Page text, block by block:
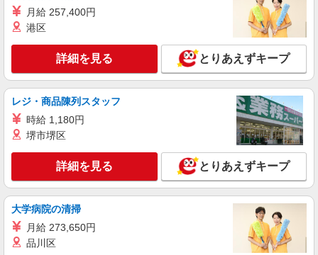
紹介予定派遣
株式会社シエロ
【softbank】人気機種に詳しくなれる携帯販
時給1400〜1600円（経験・能力による） ※残
業代支給 ★交通費別途支給（規定あり） ゜
万円支給(規定有) お友達を紹介頂くと, インセンテ
有）★ ゜・。○。・゜+゜・。○。・゜+゜
愛知県岡崎市の携帯ショップ
詳細を見る
株式会社シエロ
【ソフトバンク】の店舗スタッフ
時給1500円〜1600円（経験・能力による） ※
残業代支給 ★交通費別途支給（規定あり） ゜
+゜・。○。・゜+゜・。○。・゜+゜ 入社祝い金10
月給 257,400円
港区
詳細を見る とりあえずキープ
レジ・商品陳列スタッフ
時給 1,180円
堺市堺区
詳細を見る とりあえずキープ
大学病院の清掃
月給 273,650円
品川区